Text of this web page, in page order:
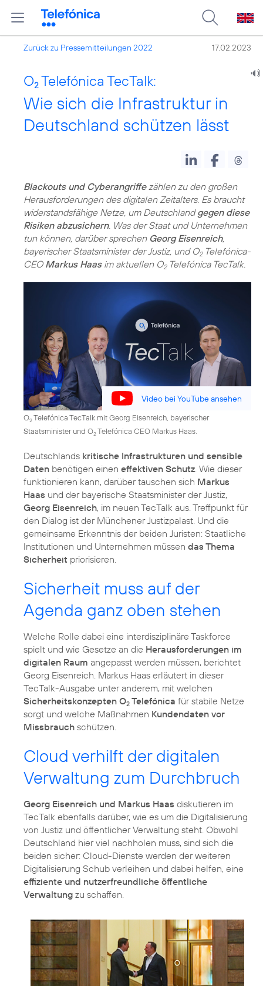
Zurück zu Pressemitteilungen 2022 17.02.2023
O2 Telefónica TecTalk:
Wie sich die Infrastruktur in
Deutschland schützen lässt
Blackouts und Cyberangriffezählen zu den großen
Herausforderungen des digitalen Zeitalters. Es braucht
widerstandsfähige Netze, um Deutschlandgegen diese
Risiken abzusichern. Was der Staat und Unternehmen
tun können, darüber sprechen Georg Eisenreich,
bayerischer Staatsminister der Justiz, und O2Telefónica-
CEO Markus Haasim aktuellen O2Telefónica TecTalk.
Video bei YouTube ansehen
O2Telefónica TecTalk mit Georg Eisenreich, bayerischer
Staatsminister und O2Telefónica CEO Markus Haas.
Deutschlands kritische Infrastrukturen und sensible
Daten benötigen einen effektiven Schutz. Wie dieser
funktionieren kann, darüber tauschen sich Markus
Haas und der bayerische Staatsminister der Justiz,
Georg Eisenreich, im neuen TecTalk aus. Treffpunkt für
den Dialog ist der Münchener Justizpalast. Und die
gemeinsame Erkenntnis der beiden Juristen: Staatliche
Institutionen und Unternehmen müssen das Thema
Sicherheit priorisieren.
Sicherheit muss auf der
Agenda ganz oben stehen
Welche Rolle dabei eine interdisziplinäre Taskforce
spielt und wie Gesetze an die Herausforderungen im
digitalen Raum angepasst werden müssen, berichtet
Georg Eisenreich. Markus Haas erläutert in dieser
TecTalk-Ausgabe unter anderem, mit welchen
Sicherheitskonzepten O2 Telefónica für stabile Netze
sorgt und welche Maßnahmen Kundendaten vor
Missbrauch schützen.
Cloud verhilft der digitalen
Verwaltung zum Durchbruch
Georg Eisenreich und Markus Haas diskutieren im
TecTalk ebenfalls darüber, wie es um die Digitalisierung
von Justiz und öffentlicher Verwaltung steht. Obwohl
Deutschland hier viel nachholen muss, sind sich die
beiden sicher: Cloud-Dienste werden der weiteren
Digitalisierung Schub verleihen und dabei helfen, eine
effiziente und nutzerfreundliche öffentliche
Verwaltung zu schaffen.